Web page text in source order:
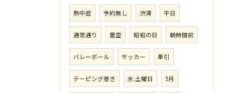
熱中症 予約無し 渋滞 平日
通常通り 曇空 昭和の日 朝時間前
バレーボール サッカー 牽引
テーピング巻き 水.土曜日 5月